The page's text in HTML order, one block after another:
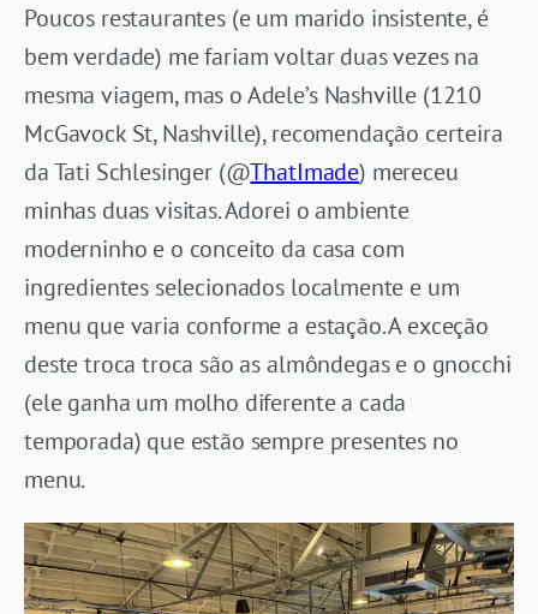
Poucos restaurantes (e um marido insistente, é
bem verdade) me fariam voltar duas vezes na
mesma viagem, mas o Adele’s Nashville (1210
McGavock St, Nashville), recomendação certeira
da Tati Schlesinger (@ThatImade) mereceu
minhas duas visitas. Adorei o ambiente
moderninho e o conceito da casa com
ingredientes selecionados localmente e um
menu que varia conforme a estação. A exceção
deste troca troca são as almôndegas e o gnocchi
(ele ganha um molho diferente a cada
temporada) que estão sempre presentes no
menu.